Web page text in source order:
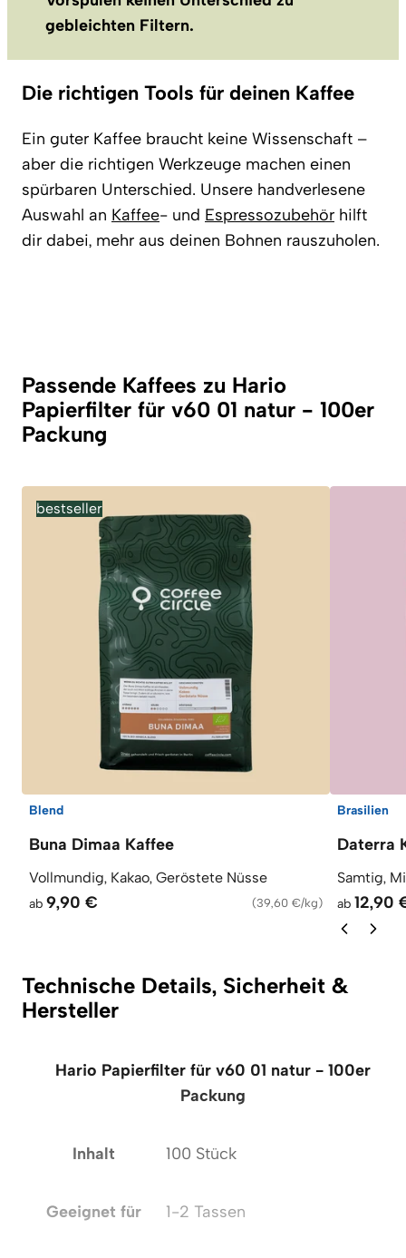
gebleichten Filtern.
Die richtigen Tools für deinen Kaffee
Ein guter Kaffee braucht keine Wissenschaft –
aber die richtigen Werkzeuge machen einen
spürbaren Unterschied. Unsere handverlesene
Auswahl an Kaffee- und Espressozubehör hilft
dir dabei, mehr aus deinen Bohnen rauszuholen.
Passende Kaffees zu Hario
Papierfilter für v60 01 natur - 100er
Packung
bestseller
Blend
Buna Dimaa Kaffee
Vollmundig, Kakao, Geröstete Nüsse
ab 9,90 € (39,60 €/kg)
Brasilien
Daterra
Samtig,
ab 12,90
Technische Details, Sicherheit &
Hersteller
Hario Papierfilter für v60 01 natur - 100er
Packung
Inhalt 100 Stück
Geeignet für 1-2 Tassen